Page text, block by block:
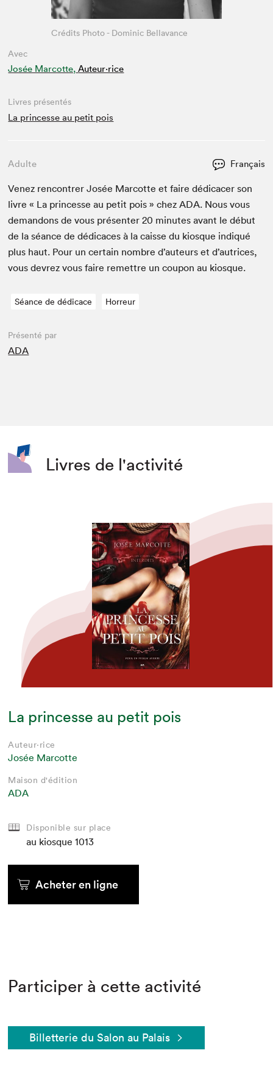
Avec
Josée Marcotte, Auteur·rice
Crédits Photo - Dominic Bellavance
Livres présentés
La princesse au petit pois
Adulte Français
Venez ren­con­tr­er Josée Mar­cotte et faire dédi­cac­er son
livre « La princesse au petit pois » chezADA. Nous vous
deman­dons de vous présen­ter20 min­utes avant le début
de la séance de dédi­caces à la caisse du kiosque indiqué
plus haut. Pour un cer­tain nom­bre d’auteurs et d’autrices,
vous devrez vous faire remet­tre un coupon au kiosque.
Séance de dédicace Horreur
Présenté par
ADA
Livres de l'activité
La princesse au petit pois
Auteur·rice
Josée Marcotte
Maison d'édition
ADA
Disponible sur place
au kiosque 1013
Acheter en ligne
Participer à cette activité
Billetterie du Salon au Palais